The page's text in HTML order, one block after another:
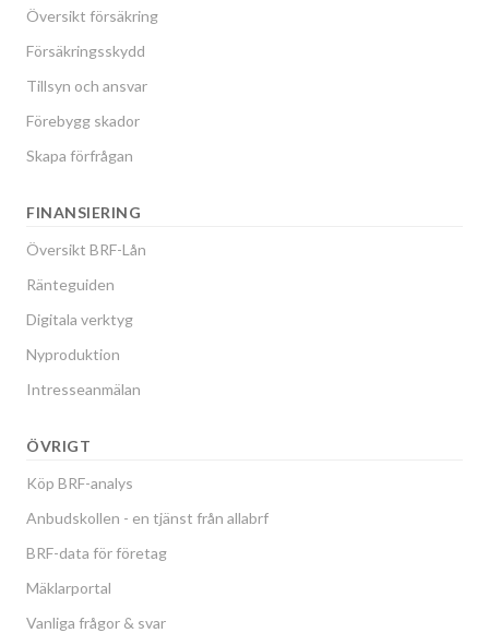
Översikt försäkring
Försäkringsskydd
Tillsyn och ansvar
Förebygg skador
Skapa förfrågan
FINANSIERING
Översikt BRF-Lån
Ränteguiden
Digitala verktyg
Nyproduktion
Intresseanmälan
ÖVRIGT
Köp BRF-analys
Anbudskollen - en tjänst från allabrf
BRF-data för företag
Mäklarportal
Vanliga frågor & svar